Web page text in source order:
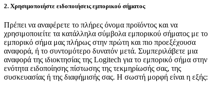
2. Χρησιμοποιήστε ειδοποιήσεις εμπορικού σήματος
Πρέπει να αναφέρετε το πλήρες όνομα προϊόντος και να
χρησιμοποιείτε τα κατάλληλα σύμβολα εμπορικού σήματος με το
εμπορικό σήμα μας πλήρως στην πρώτη και πιο προεξέχουσα
αναφορά, ή το συντομότερο δυνατόν μετά. Συμπεριλάβετε μια
αναφορά της ιδιοκτησίας της Logitech για το εμπορικό σήμα στην
ενότητα ειδοποίησης πίστωσης της τεκμηρίωσής σας, της
συσκευασίας ή της διαφήμισής σας. Η σωστή μορφή είναι η εξής: